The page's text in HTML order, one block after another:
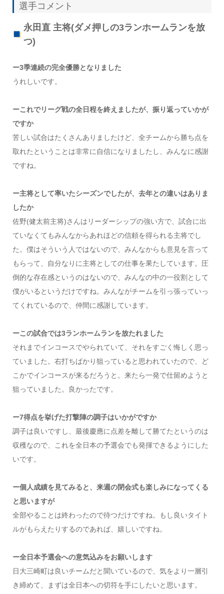
選手コメント
永田直 主将(ダメ押しの3ランホームランを放
つ)
ー3季連続の完全優勝となりました
うれしいです。
ーこれでリーグ戦の全日程を終えましたが、振り返っていかが
ですか
苦しい試合はたくさんありましたけど、全チームから勝ち点を
取れたということは非常に自信になりましたし、みんなに感謝
ですね。
ー主将として率いたシーズンでしたが、去年との違いはありま
したか
佐野(健太前主将)さんはリーダーシップの強い方で、試合に出
ていなくてもみんなからあれほどの信頼を得られる主将でし
た。僕はそういう人ではないので、みんなからも意見を言って
もらって、自分なりに主将としての仕事を果たしています。圧
倒的な存在感というのはないので、みんなの中の一役割として
僕がいるというだけですね。みんながチームを引っ張っていっ
てくれているので、仲間に感謝しています。
ーこの試合では3ランホームランを放たれました
それまでインコースでやられていて、それをすごく悔しく思っ
ていました。右打ちばかり狙っていると思われていたので、ど
こかでインコースが来るだろうと。来たら一発で仕留めようと
狙っていました。良かったです。
ー7得点を挙げた打撃陣の調子はいかがですか
調子は良いですし、最後慶應に点差を離して勝てたというのは
収穫なので、これを全日本の予選会でも発揮できるようにした
いです。
ー個人成績を見てみると、来週の閉会式も楽しみになってくる
と思いますが
全部やることは終わったので待つだけですね。もし良いタイト
ルがもらえたりするのであれば、嬉しいですね。
ー全日本予選会への意気込みをお願いします
日大三崎町は良いチームだと聞いているので、気をより一層引
き締めて、まずは全日本への切符を手にしたいと思います。